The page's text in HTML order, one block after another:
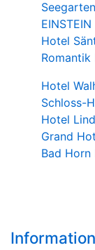
Hotel
Hotel
Schloss-
Hotel
Grand
Bad Horn